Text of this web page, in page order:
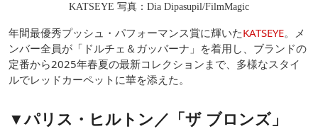
KATSEYE 写真：Dia Dipasupil/FilmMagic
年間最優秀プッシュ・パフォーマンス賞に輝いたKATSEYE。メ
ンバー全員が「ドルチェ＆ガッバーナ」を着用し、ブランドの
定番から2025年春夏の最新コレクションまで、多様なスタイ
ルでレッドカーペットに華を添えた。
▼パリス・ヒルトン／「ザ ブロンズ」